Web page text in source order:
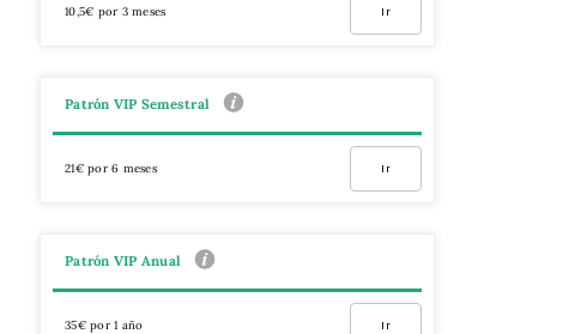
10,5€ por 3 meses Ir
Patrón VIP Semestral
21€ por 6 meses Ir
Patrón VIP Anual
35€ por 1 año Ir